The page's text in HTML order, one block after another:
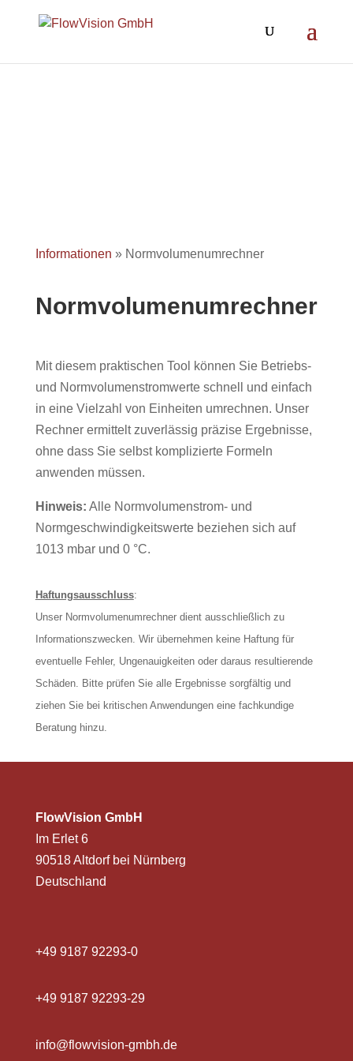
Informationen » Normvolumenumrechner
Normvolumenumrechner
Mit diesem praktischen Tool können Sie Betriebs-
und Normvolumenstromwerte schnell und einfach
in eine Vielzahl von Einheiten umrechnen. Unser
Rechner ermittelt zuverlässig präzise Ergebnisse,
ohne dass Sie selbst komplizierte Formeln
anwenden müssen.
Hinweis: Alle Normvolumenstrom- und
Normgeschwindigkeitswerte beziehen sich auf
1013 mbar und 0 °C.
Haftungsausschluss:
Unser Normvolumenumrechner dient ausschließlich zu
Informationszwecken. Wir übernehmen keine Haftung für
eventuelle Fehler, Ungenauigkeiten oder daraus resultierende
Schäden. Bitte prüfen Sie alle Ergebnisse sorgfältig und
ziehen Sie bei kritischen Anwendungen eine fachkundige
Beratung hinzu.
FlowVision GmbH
Im Erlet 6
90518 Altdorf bei Nürnberg
Deutschland
+49 9187 92293-0
+49 9187 92293-29
info@flowvision-gmbh.de